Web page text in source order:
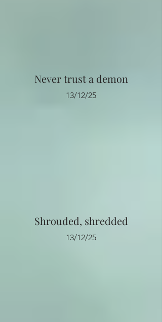
Never trust a demon
13/12/25
Shrouded, shredded
13/12/25